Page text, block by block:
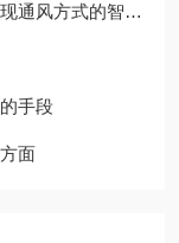
方式的智能切换
手段
面